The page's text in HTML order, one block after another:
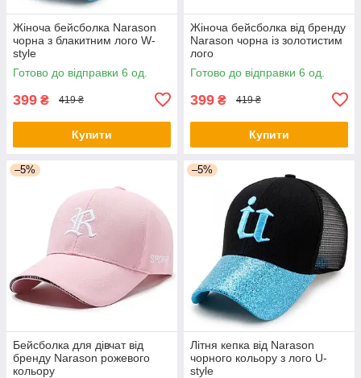
Жіноча бейсболка Narason
чорна з блакитним лого W-
style
Готово до відправки 6 од.
399 ₴ 419 ₴
Купити
Жіноча бейсболка від бренду
Narason чорна із золотистим
лого
Готово до відправки 6 од.
399 ₴ 419 ₴
Купити
–5%
Бейсболка для дівчат від
бренду Narason рожевого
кольору
–5%
Літня кепка від Narason
чорного кольору з лого U-
style